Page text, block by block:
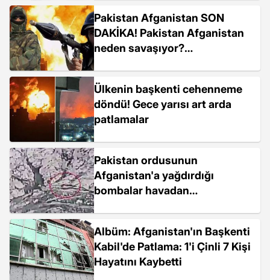
Pakistan Afganistan SON
DAKİKA! Pakistan Afganistan
neden savaşıyor?
Ülkenin başkenti cehenneme
döndü! Gece yarısı art arda
patlamalar
Pakistan ordusunun
Afganistan'a yağdırdığı
bombalar havadan
Albüm: Afganistan'ın Başkenti
Kabil'de Patlama: 1'i Çinli 7 Kişi
Hayatını Kaybetti